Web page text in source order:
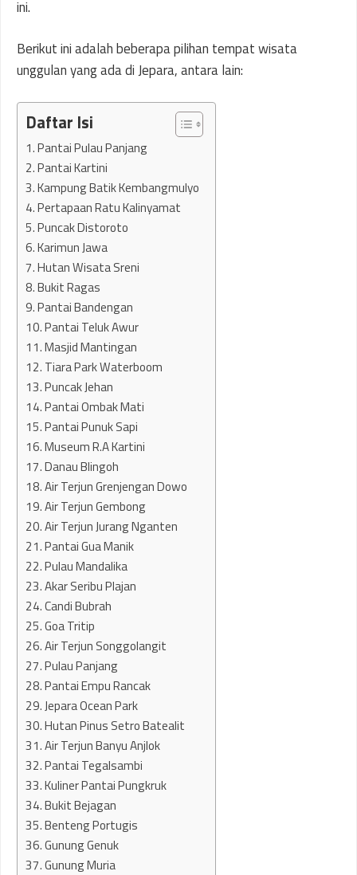
ini.
Berikut ini adalah beberapa pilihan tempat wisata
unggulan yang ada di Jepara, antara lain:
Daftar Isi
1. Pantai Pulau Panjang
2. Pantai Kartini
3. Kampung Batik Kembangmulyo
4. Pertapaan Ratu Kalinyamat
5. Puncak Distoroto
6. Karimun Jawa
7. Hutan Wisata Sreni
8. Bukit Ragas
9. Pantai Bandengan
10. Pantai Teluk Awur
11. Masjid Mantingan
12. Tiara Park Waterboom
13. Puncak Jehan
14. Pantai Ombak Mati
15. Pantai Punuk Sapi
16. Museum R.A Kartini
17. Danau Blingoh
18. Air Terjun Grenjengan Dowo
19. Air Terjun Gembong
20. Air Terjun Jurang Nganten
21. Pantai Gua Manik
22. Pulau Mandalika
23. Akar Seribu Plajan
24. Candi Bubrah
25. Goa Tritip
26. Air Terjun Songgolangit
27. Pulau Panjang
28. Pantai Empu Rancak
29. Jepara Ocean Park
30. Hutan Pinus Setro Batealit
31. Air Terjun Banyu Anjlok
32. Pantai Tegalsambi
33. Kuliner Pantai Pungkruk
34. Bukit Bejagan
35. Benteng Portugis
36. Gunung Genuk
37. Gunung Muria